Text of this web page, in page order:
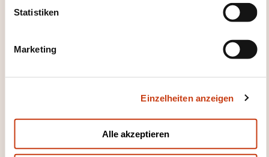
Statistiken
Marketing
Einzelheiten anzeigen
Alle akzeptieren
Technique recherche
emploi (TRE)
Verhandlungsmethodologie
Vorbereitung Ausbildungsbeginn
Wortmeldungen